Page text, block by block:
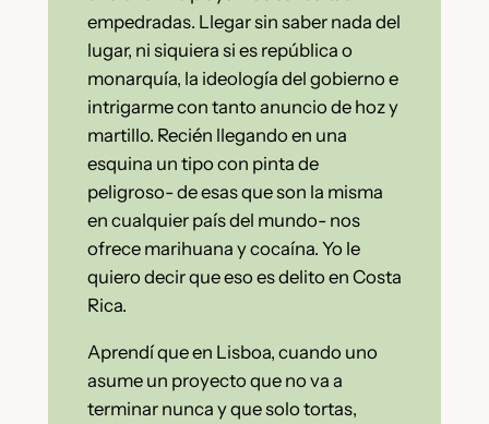
empedradas. Llegar sin saber nada del
lugar, ni siquiera si es república o
monarquía, la ideología del gobierno e
intrigarme con tanto anuncio de hoz y
martillo. Recién llegando en una
esquina un tipo con pinta de
peligroso- de esas que son la misma
en cualquier país del mundo- nos
ofrece marihuana y cocaína. Yo le
quiero decir que eso es delito en Costa
Rica.
Aprendí que en Lisboa, cuando uno
asume un proyecto que no va a
terminar nunca y que solo tortas,